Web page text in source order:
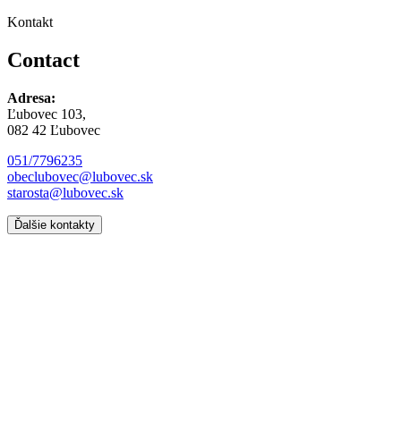
Kontakt
Contact
Adresa:
Ľubovec 103,
082 42 Ľubovec
051/7796235
obeclubovec@lubovec.sk
starosta@lubovec.sk
Ďalšie kontakty